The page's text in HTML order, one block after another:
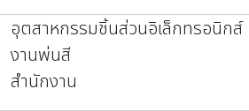
อุตสาหกรรมชิ้นส่วนอิเล็กทรอนิกส์
งานพ่นสี
สำนักงาน